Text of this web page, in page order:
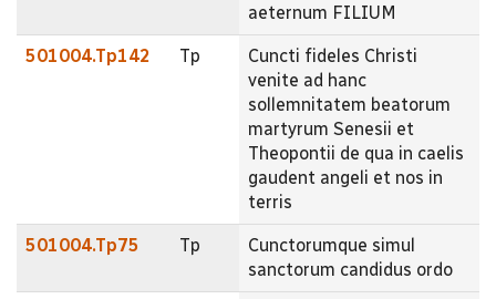
aeternum FILIUM
501004.Tp142 Tp
Cuncti fideles Christi
venite ad hanc
sollemnitatem beatorum
martyrum Senesii et
Theopontii de qua in caelis
gaudent angeli et nos in
terris
501004.Tp75 Tp
Cunctorumque simul
sanctorum candidus ordo